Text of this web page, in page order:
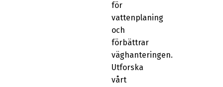
för
vattenplaning
och
förbättrar
väghanteringen.
Utforska
vårt